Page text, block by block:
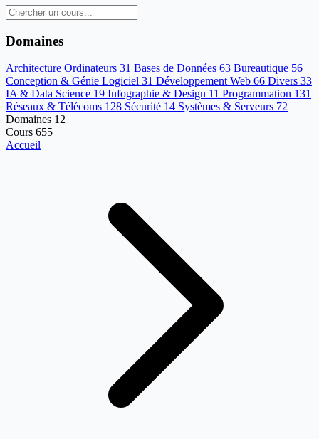
Domaines
Architecture Ordinateurs 31 Bases de Données 63 Bureautique 56
Conception & Génie Logiciel 31 Développement Web 66 Divers 33
IA & Data Science 19 Infographie & Design 11 Programmation 131
Réseaux & Télécoms 128 Sécurité 14 Systèmes & Serveurs 72
Domaines 12
Cours 655
Accueil